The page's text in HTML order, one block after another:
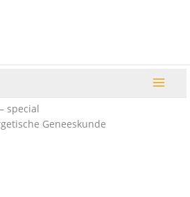
special
Geneeskunde